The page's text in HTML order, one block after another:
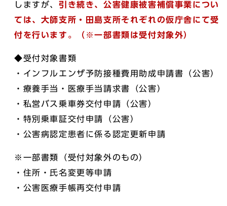
しますが、 引き続き、公害健康被害補償事業につい
ては、大師支所・田島支所それぞれの仮庁舎にて受
付を行います。（※一部書類は受付対象外）
◆受付対象書類
・インフルエンザ予防接種費用助成申請書（公害）
・療養手当・医療手当請求書（公害）
・私営バス乗車券交付申請（公害）
・特別乗車証交付申請（公害）
・公害病認定患者に係る認定更新申請
※一部書類（受付対象外のもの）
・住所・氏名変更等申請
・公害医療手帳再交付申請